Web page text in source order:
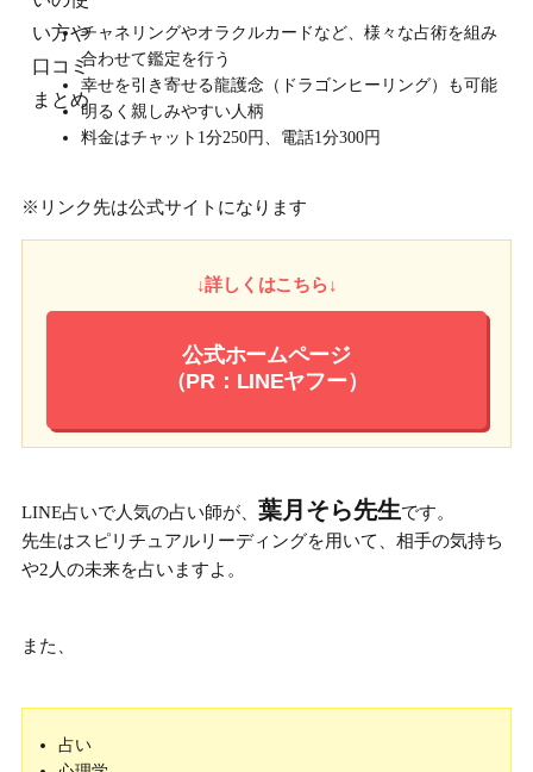
チャネリングやオラクルカードなど、様々な占術を組み
合わせて鑑定を行う
幸せを引き寄せる龍護念（ドラゴンヒーリング）も可能
明るく親しみやすい人柄
料金はチャット1分250円、電話1分300円
※リンク先は公式サイトになります
↓詳しくはこちら↓
公式ホームページ
（PR：LINEヤフー）
LINE占いで人気の占い師が、 葉月そら先生です。
先生はスピリチュアルリーディングを用いて、 相手の気持ち
や2人の未来を占いますよ。
また、
占い